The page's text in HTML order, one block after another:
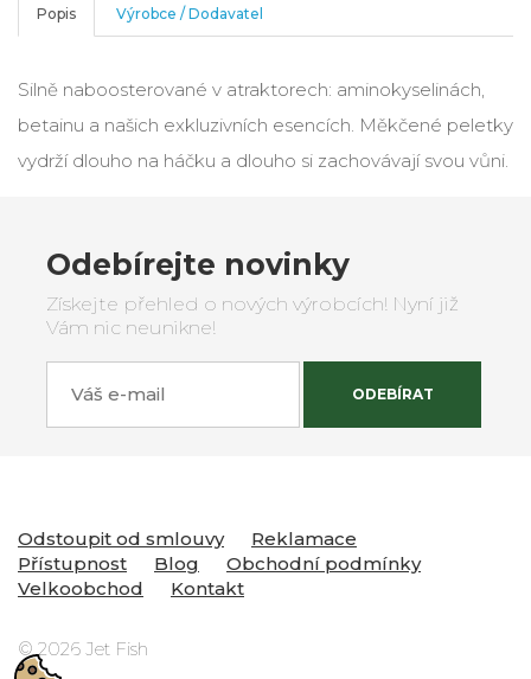
Popis Výrobce / Dodavatel
Silně naboosterované v atraktorech: aminokyselinách,
betainu a našich exkluzivních esencích. Měkčené peletky
vydrží dlouho na háčku a dlouho si zachovávají svou vůni.
Odebírejte novinky
Získejte přehled o nových výrobcích! Nyní již
Vám nic neunikne!
ODEBÍRAT
Odstoupit od smlouvy
Reklamace
Přístupnost
Blog
Obchodní podmínky
Velkoobchod
Kontakt
© 2026 Jet Fish